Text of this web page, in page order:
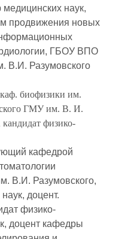
медицинских наук,
продвижения новых
ГБОУ ВПО
В.И. Разумовского
каф. биофизики им.
ГМУ им. В. И.
кандидат физико-
кафедрой
В.И. Разумовского,
доцент.
физико-
доцент кафедры